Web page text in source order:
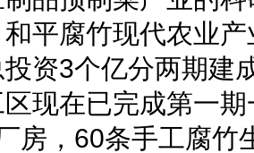
平腐竹现代农业
资3个亿分两期建
现在已完成第一
房，60条手工腐竹